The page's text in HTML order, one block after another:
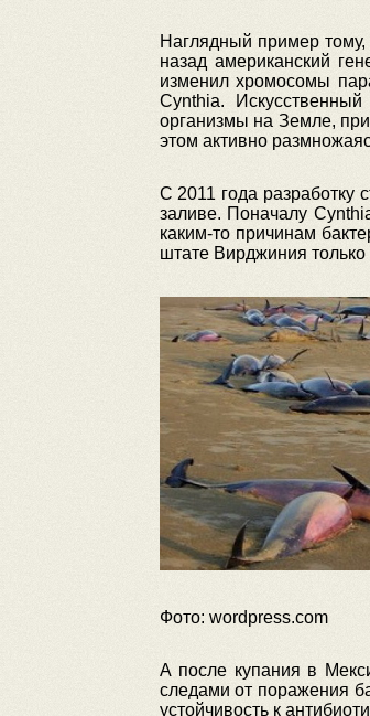
Наглядный пример тому,
назад американский
изменил хромосомы
Cynthia.
организмы на Земле,
этом активно
С 2011 года разработку
заливе. Поначалу
каким-то причинам
штате Вирджиния
Фото: wordpress.com
А после купания в
следами от поражения
устойчивость к